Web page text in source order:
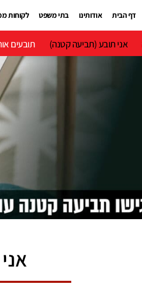
דף הבית אודותינו בתי משפט לקוחות
אני תובע (תביעה קטנה) תובעים